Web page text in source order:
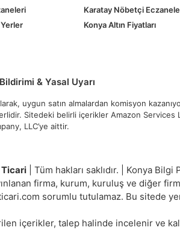
Karatay Nöbetçi
Konya Altın Fiyatları
& Yasal Uyarı
uygun satın almalardan komisyon
Sitedeki belirli içerikler Amazon Services
LLC’ye aittir.
| Tüm hakları saklıdır. | Konya
firma, kurum, kuruluş ve diğer
sorumlu tutulamaz. Bu sitede
içerikler, talep halinde incelenir ve